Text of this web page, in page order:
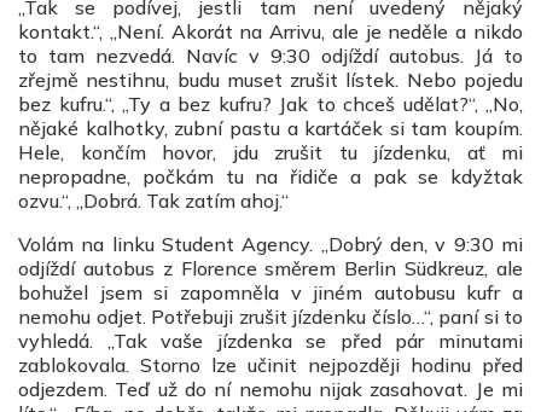
„Tak se podívej, jestli tam není uvedený nějaký
kontakt.“, „Není. Akorát na Arrivu, ale je neděle a nikdo
to tam nezvedá. Navíc v 9:30 odjíždí autobus. Já to
zřejmě nestihnu, budu muset zrušit lístek. Nebo pojedu
bez kufru.“, „Ty a bez kufru? Jak to chceš udělat?“, „No,
nějaké kalhotky, zubní pastu a kartáček si tam koupím.
Hele, končím hovor, jdu zrušit tu jízdenku, ať mi
nepropadne, počkám tu na řidiče a pak se kdyžtak
ozvu.“, „Dobrá. Tak zatím ahoj.“
Volám na linku Student Agency. „Dobrý den, v 9:30 mi
odjíždí autobus z Florence směrem Berlin Südkreuz, ale
bohužel jsem si zapomněla v jiném autobusu kufr a
nemohu odjet. Potřebuji zrušit jízdenku číslo…“, paní si to
vyhledá. „Tak vaše jízdenka se před pár minutami
zablokovala. Storno lze učinit nejpozději hodinu před
odjezdem. Teď už do ní nemohu nijak zasahovat. Je mi